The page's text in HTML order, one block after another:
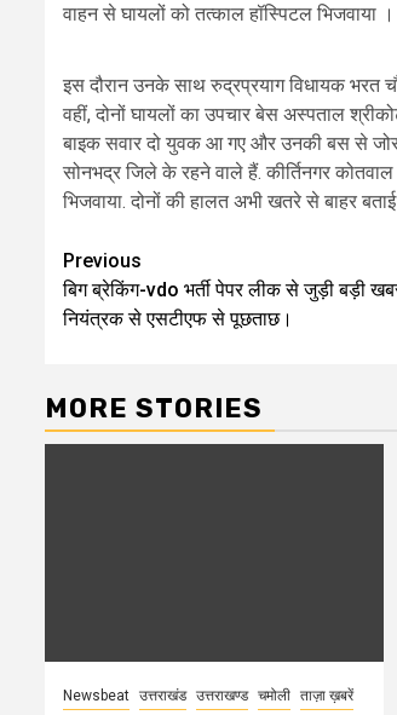
वाहन से घायलों को तत्काल हॉस्पिटल भिजवाया
इस दौरान उनके साथ रुद्रप्रयाग विधायक भरत
वहीं, दोनों घायलों का उपचार बेस अस्पताल
बाइक सवार दो युवक आ गए और उनकी बस से
सोनभद्र जिले के रहने वाले हैं. कीर्तिनगर
भिजवाया. दोनों की हालत अभी खतरे से बाहर
Post
navigation
Previous
बिग ब्रेकिंग-vdo भर्ती पेपर लीक से जुड़ी बड़ी
नियंत्रक से एसटीएफ से पूछताछ।
MORE STORIES
Newsbeat उत्तराखंड उत्तराखण्ड चमोली ताज़ा ख़बरें